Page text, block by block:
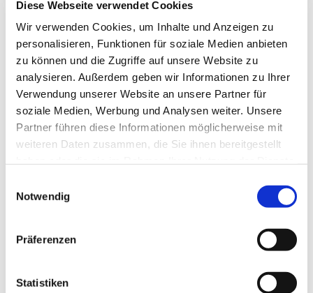
Diese Webseite verwendet Cookies
Wir verwenden Cookies, um Inhalte und Anzeigen zu
personalisieren, Funktionen für soziale Medien anbieten
zu können und die Zugriffe auf unsere Website zu
analysieren. Außerdem geben wir Informationen zu Ihrer
Verwendung unserer Website an unsere Partner für
soziale Medien, Werbung und Analysen weiter. Unsere
Partner führen diese Informationen möglicherweise mit
weiteren Daten zusammen, die Sie ihnen bereitgestellt
Notwendig
Präferenzen
Statistiken